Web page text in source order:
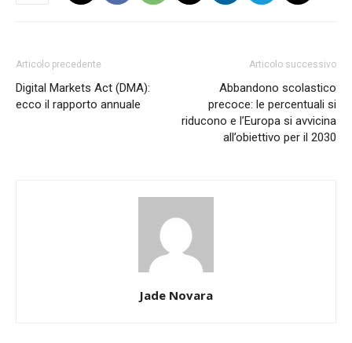
Articolo precedente
Digital Markets Act (DMA):
ecco il rapporto annuale
Articolo successivo
Abbandono scolastico
precoce: le percentuali si
riducono e l’Europa si avvicina
all’obiettivo per il 2030
Jade Novara